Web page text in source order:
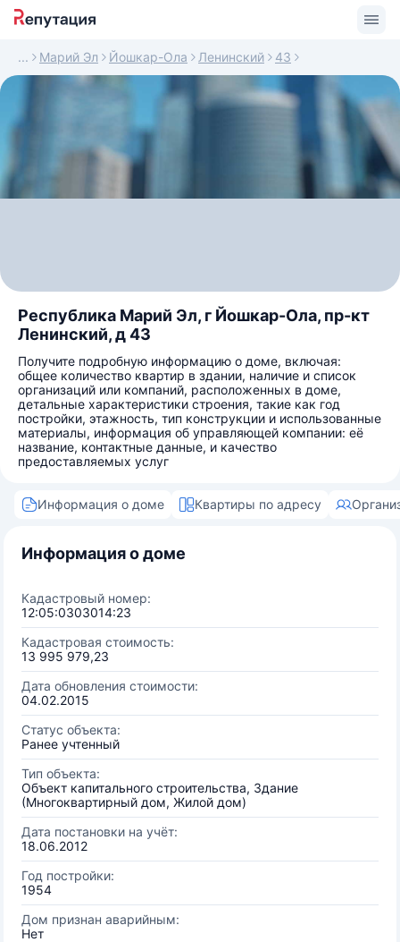
Марий Эл Йошкар-Ола Ленинский 43
Республика Марий Эл, г Йошкар-Ола, пр-кт
Ленинский, д 43
Получите подробную информацию о доме, включая:
общее количество квартир в здании, наличие и список
организаций или компаний, расположенных в доме,
детальные характеристики строения, такие как год
постройки, этажность, тип конструкции и использованные
материалы, информация об управляющей компании: её
название, контактные данные, и качество
предоставляемых услуг
Информация о доме Квартиры по адресу
Информация о доме
Кадастровый номер:
12:05:0303014:23
Кадастровая стоимость:
13 995 979,23
Дата обновления стоимости:
04.02.2015
Статус объекта:
Ранее учтенный
Тип объекта:
Объект капитального строительства, Здание
(Многоквартирный дом, Жилой дом)
Дата постановки на учёт:
18.06.2012
Год постройки:
1954
Дом признан аварийным:
Нет